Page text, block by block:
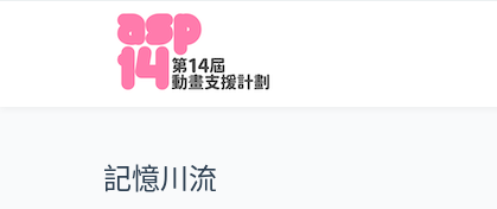
記憶川流